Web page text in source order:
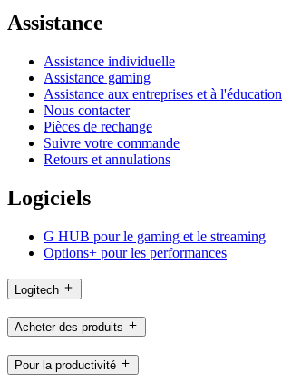
Assistance
Assistance individuelle
Assistance gaming
Assistance aux entreprises et à l'éducation
Nous contacter
Pièces de rechange
Suivre votre commande
Retours et annulations
Logiciels
G HUB pour le gaming et le streaming
Options+ pour les performances
Logitech
Acheter des produits
Pour la productivité